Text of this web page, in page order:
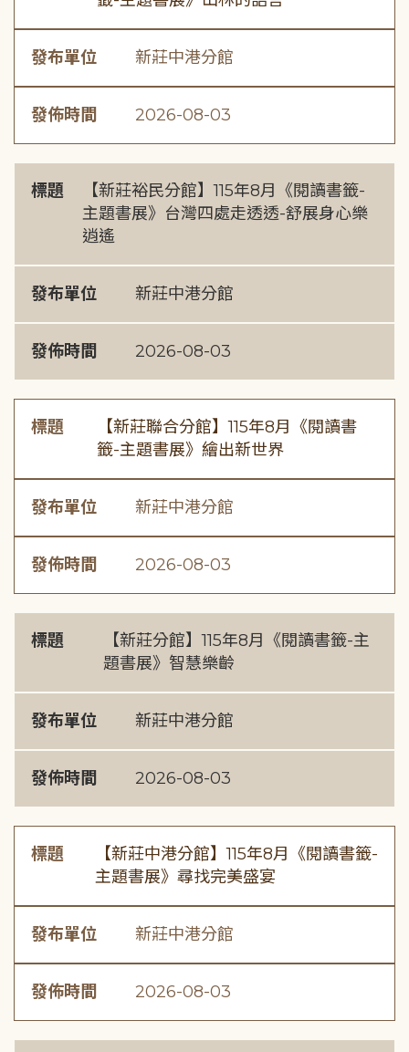
發布單位 新莊中港分館
發佈時間 2026-08-03
標題
【新莊裕民分館】115年8月《閱讀書籤-
主題書展》台灣四處走透透-舒展身心樂
逍遙
發布單位 新莊中港分館
發佈時間 2026-08-03
標題
【新莊聯合分館】115年8月《閱讀書
籤-主題書展》繪出新世界
發布單位 新莊中港分館
發佈時間 2026-08-03
標題
【新莊分館】115年8月《閱讀書籤-主
題書展》智慧樂齡
發布單位 新莊中港分館
發佈時間 2026-08-03
標題
【新莊中港分館】115年8月《閱讀書籤-
主題書展》尋找完美盛宴
發布單位 新莊中港分館
發佈時間 2026-08-03